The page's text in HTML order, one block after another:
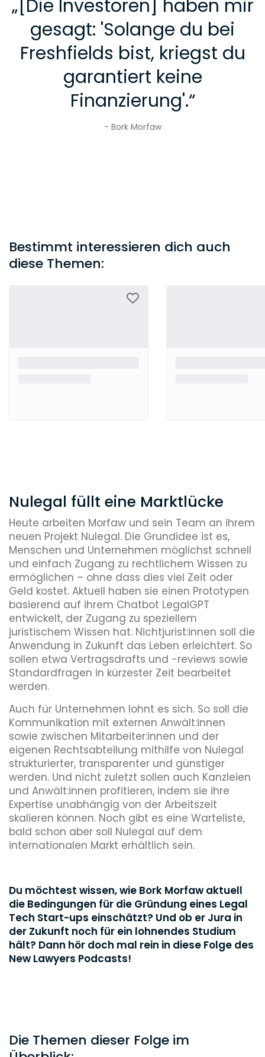
„ [Die Investoren] haben mir
gesagt: 'Solange du bei
Freshfields bist, kriegst du
garantiert keine
Finanzierung'.“
- Bork Morfaw
Bestimmt interessieren dich auch
diese Themen:
Nulegal füllt eine Marktlücke
Heute arbeiten Morfaw und sein Team an ihrem
neuen Projekt Nulegal. Die Grundidee ist es,
Menschen und Unternehmen möglichst schnell
und einfach Zugang zu rechtlichem Wissen zu
ermöglichen – ohne dass dies viel Zeit oder
Geld kostet. Aktuell haben sie einen Prototypen
basierend auf ihrem Chatbot LegalGPT
entwickelt, der Zugang zu speziellem
juristischem Wissen hat. Nichtjurist:innen soll die
Anwendung in Zukunft das Leben erleichtert. So
sollen etwa Vertragsdrafts und -reviews sowie
Standardfragen in kürzester Zeit bearbeitet
werden.
Auch für Unternehmen lohnt es sich. So soll die
Kommunikation mit externen Anwält:innen
sowie zwischen Mitarbeiter:innen und der
eigenen Rechtsabteilung mithilfe von Nulegal
strukturierter, transparenter und günstiger
werden. Und nicht zuletzt sollen auch Kanzleien
und Anwält:innen profitieren, indem sie ihre
Expertise unabhängig von der Arbeitszeit
skalieren können. Noch gibt es eine Warteliste,
bald schon aber soll Nulegal auf dem
internationalen Markt erhältlich sein.
Du möchtest wissen, wie Bork Morfaw aktuell
die Bedingungen für die Gründung eines Legal
Tech Start-ups einschätzt? Und ob er Jura in
der Zukunft noch für ein lohnendes Studium
hält? Dann hör doch mal rein in diese Folge des
New Lawyers Podcasts!
Die Themen dieser Folge im